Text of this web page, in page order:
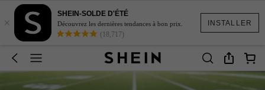
INSTALLER
×
SHEIN-SOLDE D'ÉTÉ
Découvrez les dernières tendances à bon prix.
(18,717)